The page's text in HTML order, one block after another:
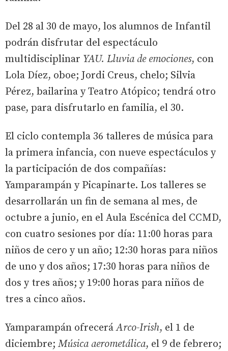
Del 28 al 30 de mayo, los alumnos de Infantil
podrán disfrutar del espectáculo
multidisciplinar YAU. Lluvia de emociones, con
Lola Díez, oboe; Jordi Creus, chelo; Silvia
Pérez, bailarina y Teatro Atópico; tendrá otro
pase, para disfrutarlo en familia, el 30.
El ciclo contempla 36 talleres de música para
la primera infancia, con nueve espectáculos y
la participación de dos compañías:
Yamparampán y Picapinarte. Los talleres se
desarrollarán un fin de semana al mes, de
octubre a junio, en el Aula Escénica del CCMD,
con cuatro sesiones por día: 11:00 horas para
niños de cero y un año; 12:30 horas para niños
de uno y dos años; 17:30 horas para niños de
dos y tres años; y 19:00 horas para niños de
tres a cinco años.
Yamparampán ofreceráArco-Irish, el 1 de
diciembre; Música aerometálica, el 9 de febrero;